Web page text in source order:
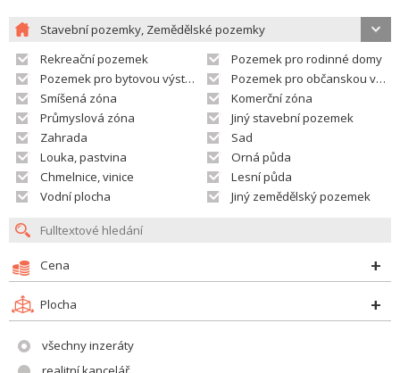
Stavební pozemky, Zemědělské pozemky
Rekreační pozemek
Pozemek pro rodinné domy
Pozemek pro bytovou výstavbu
Pozemek pro občanskou vybavenost
Smíšená zóna
Komerční zóna
Průmyslová zóna
Jiný stavební pozemek
Zahrada
Sad
Louka, pastvina
Orná půda
Chmelnice, vinice
Lesní půda
Vodní plocha
Jiný zemědělský pozemek
Cena
Plocha
všechny inzeráty